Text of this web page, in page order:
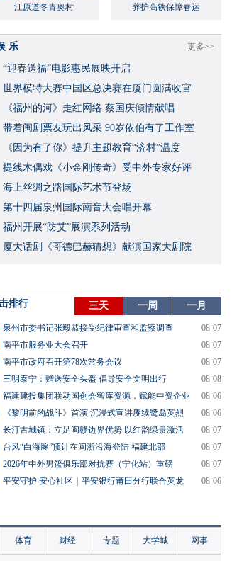
江原道冬青奥村 养护高铁保障春运
更多>>
乐
“迎春送福”电影惠民展映开启
世界模特大赛中国区总决赛在厦门圆满收官
《福州的河》走红网络 蔡国庆倾情献唱
带着闽剧票友玩出风采 90岁依伯有了工作室
《因为有了你》提升主题教育“济村”温度
提线木偶戏《小金刚传奇》受中外专家好评
海上丝绸之路国际艺术节登场
第十四届泉州国际南音大会唱开幕
福州开展“防艾”展演系列活动
厦大话剧《哥德巴赫猜想》献演国家大剧院
排行 三天 一周 一月
泉州市委书记张毅恭接受纪律审查和监察调查
08-07
南平市服务业大会召开
08-07
南平市政府召开第78次常务会议
08-07
三明泰宁：赠送安全头盔 倡导安全文明出行
08-08
福建建投集团联动国创会智库资源，赋能中资企业
08-06
《黎明前的战斗》首演 沉浸式宣讲赓续鹭岛英烈
08-06
长汀古城镇：立足闽赣边界优势 以红韵绿景激活
08-07
台风“白海豚”预计在闽浙沿海登陆 福建北部
08-07
2026年中外男篮俱乐部对抗赛（宁化站）重磅
08-07
平安守护 安心社区｜平安银行莆田分行联合英龙
08-06
体育 财经 专题 大学城 网事